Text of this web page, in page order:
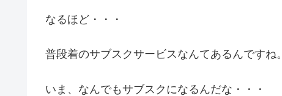
なるほど・・・
普段着のサブスクサービスなんてあるんですね。
いま、なんでもサブスクになるんだな・・・